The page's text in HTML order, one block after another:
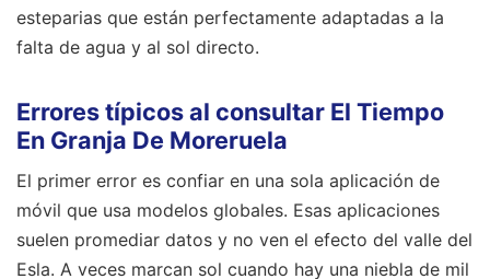
esteparias que están perfectamente adaptadas a la
falta de agua y al sol directo.
Errores típicos al consultar El Tiempo
En Granja De Moreruela
El primer error es confiar en una sola aplicación de
móvil que usa modelos globales. Esas aplicaciones
suelen promediar datos y no ven el efecto del valle del
Esla. A veces marcan sol cuando hay una niebla de mil